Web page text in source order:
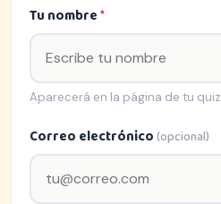
Tu nombre*
Aparecerá en la página de tu quiz
Correo electrónico(opcional)